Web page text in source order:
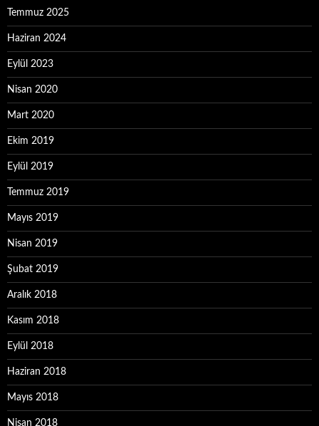
Temmuz 2025
Haziran 2024
Eylül 2023
Nisan 2020
Mart 2020
Ekim 2019
Eylül 2019
Temmuz 2019
Mayıs 2019
Nisan 2019
Şubat 2019
Aralık 2018
Kasım 2018
Eylül 2018
Haziran 2018
Mayıs 2018
Nisan 2018